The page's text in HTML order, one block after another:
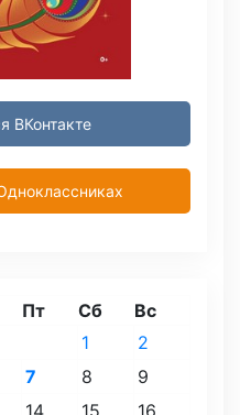
ВКонтакте
Пт Сб Вс
1
2
7 8
9